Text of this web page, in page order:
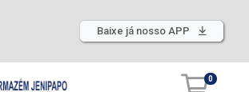
Baixe já nosso APP
0